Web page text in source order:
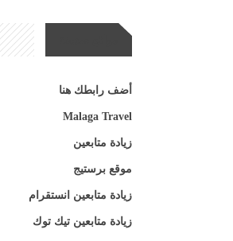
أضف رابطك هنا
Malaga Travel
زيادة متابعين
موقع برستيج
زيادة متابعين انستقرام
زيادة متابعين تيك توك